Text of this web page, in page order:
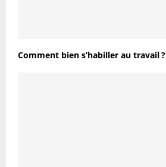
Comment bien s’habiller au travail ?